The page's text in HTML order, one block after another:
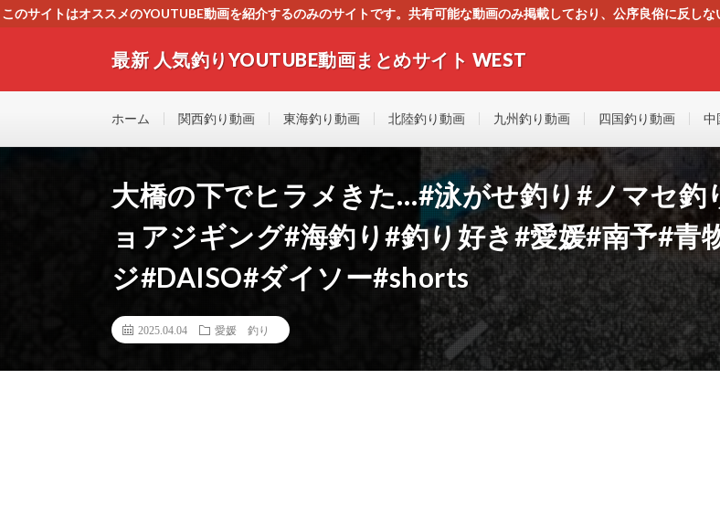
このサイトはオススメのYOUTUBE動画を紹介するのみのサイトです。共有可能な動画のみ掲載しており、公序良俗に反し
最新 人気釣りYOUTUBE動画まとめサイト WEST
す！！
ホーム 関西釣り動画 東海釣り動画 北陸釣り動画 九州釣り動画 四国釣り動画 中
大橋の下でヒラメきた…#泳がせ釣り#ノマセ釣
ョアジギング#海釣り#釣り好き#愛媛#南予#青
ジ#DAISO#ダイソー#shorts
2025.04.04 愛媛 釣り